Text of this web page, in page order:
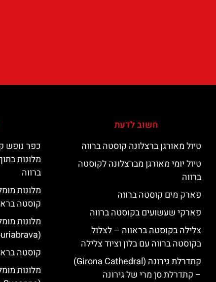
חשוב לדעת
טיול מאורגן ברצלונה קוסטה ברווה
טיול יומי מאורגן מברצלונה לקוסטה
ברווה
פארק מים קוסטה ברווה
פארקי שעשועים בקוסטה ברווה
צלילה בקוסטה בראווה – לצלול
בקוסטה ברווה עם בלון וציוד צלילה
קתדרלת גירונה (Girona Cathedral)
– קתדרלת סן מרי של גירונה
כפר נופש
מלונות
ברווה
קוסטה
מלונות
(Empuriabrava)
קוסטה
מלונות